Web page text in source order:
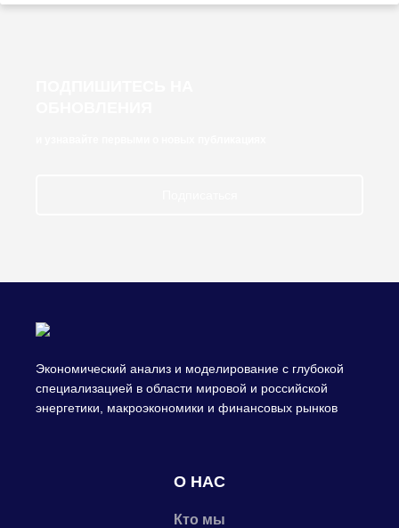
Экономический анализ и моделирование с глубокой
специализацией в области мировой и российской
энергетики, макроэкономики и финансовых рынков
О НАС
Кто мы